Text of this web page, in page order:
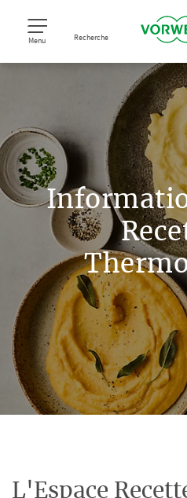
Menu Recherche
L'Espace